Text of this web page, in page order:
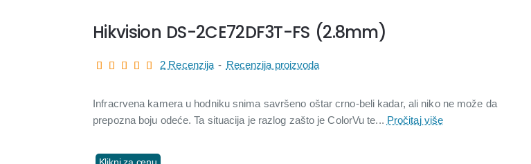
Hikvision DS-2CE72DF3T-FS (2.8mm)
Infracrvena kamera u hodniku snima savršeno oštar crno-beli kadar, ali niko ne može da
prepozna boju odeće. Ta situacija je razlog zašto je ColorVu te... Pročitaj više
Klikni za cenu
2 Recenzija - Recenzija proizvoda